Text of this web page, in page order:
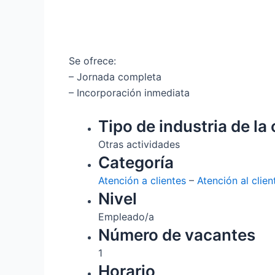
Se ofrece:
– Jornada completa
– Incorporación inmediata
Tipo de industria de la
Otras actividades
Categoría
Atención a clientes – Atención al
Nivel
Empleado/a
Número de vacantes
1